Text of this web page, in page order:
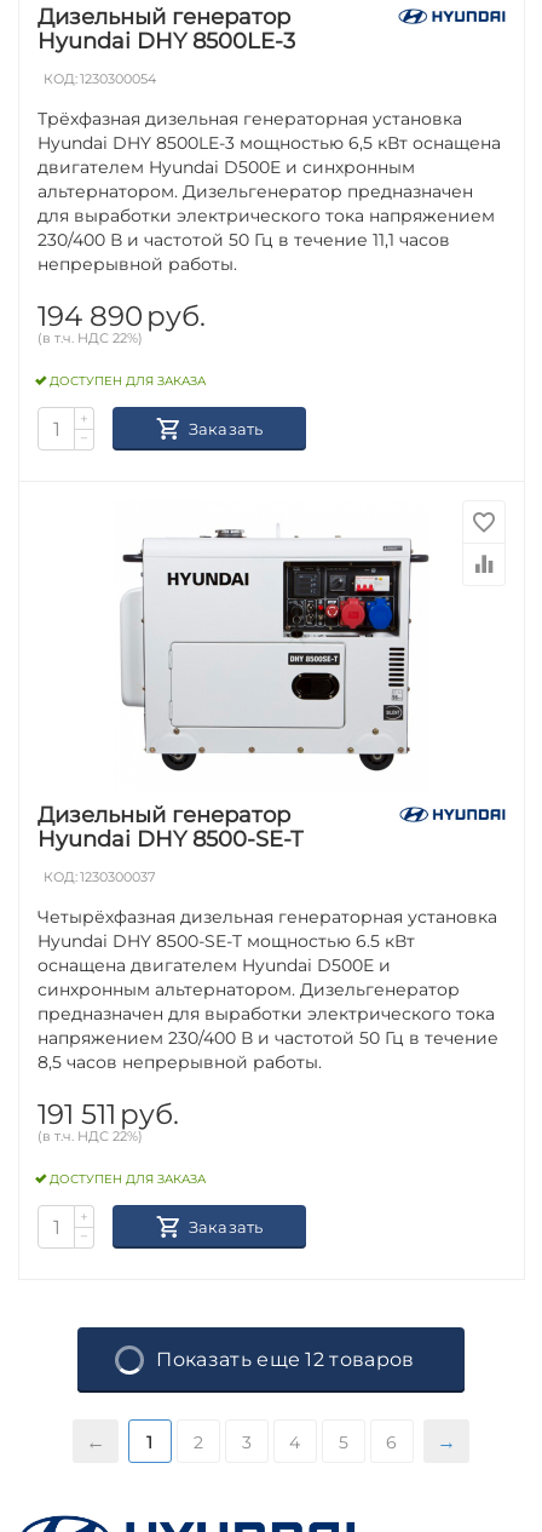
Дизельный генератор
Hyundai DHY 8500LE-3
КОД:1230300054
Трёхфазная дизельная генераторная установка
Hyundai DHY 8500LE-3 мощностью 6,5 кВт оснащена
двигателем Hyundai D500E и синхронным
альтернатором. Дизельгенератор предназначен
для выработки электрического тока напряжением
230/400 В и частотой 50 Гц в течение 11,1 часов
непрерывной работы.
194 890 руб.
(в т.ч. НДС 22%)
ДОСТУПЕН ДЛЯ ЗАКАЗА
+
−
Заказать
Дизельный генератор
Hyundai DHY 8500-SE-T
КОД:1230300037
Четырёхфазная дизельная генераторная установка
Hyundai DHY 8500-SE-T мощностью 6.5 кВт
оснащена двигателем Hyundai D500E и
синхронным альтернатором. Дизельгенератор
предназначен для выработки электрического тока
напряжением 230/400 В и частотой 50 Гц в течение
8,5 часов непрерывной работы.
191 511 руб.
(в т.ч. НДС 22%)
ДОСТУПЕН ДЛЯ ЗАКАЗА
+
−
Заказать
Показать еще 12 товаров
1 2 3 4 5 6